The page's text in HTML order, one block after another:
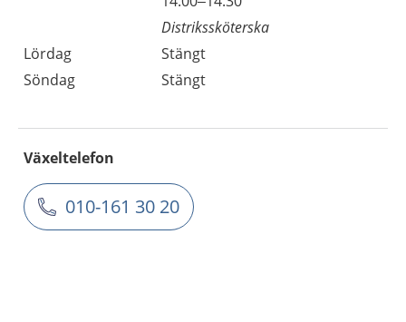
Distrikssköterska
Lördag
Stängt
Söndag
Stängt
Växeltelefon
010-161 30 20